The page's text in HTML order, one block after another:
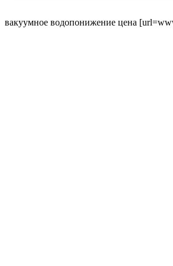
вакуумное водопонижение цена